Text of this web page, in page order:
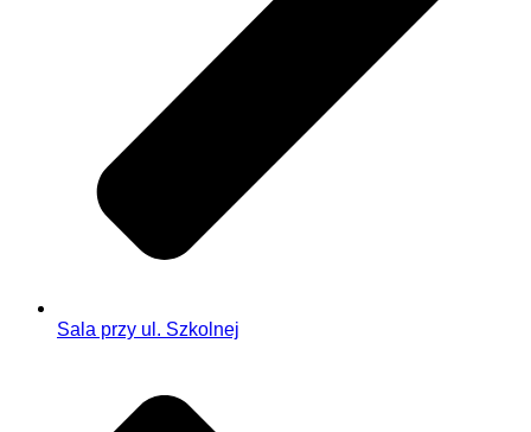
Sala przy ul. Szkolnej